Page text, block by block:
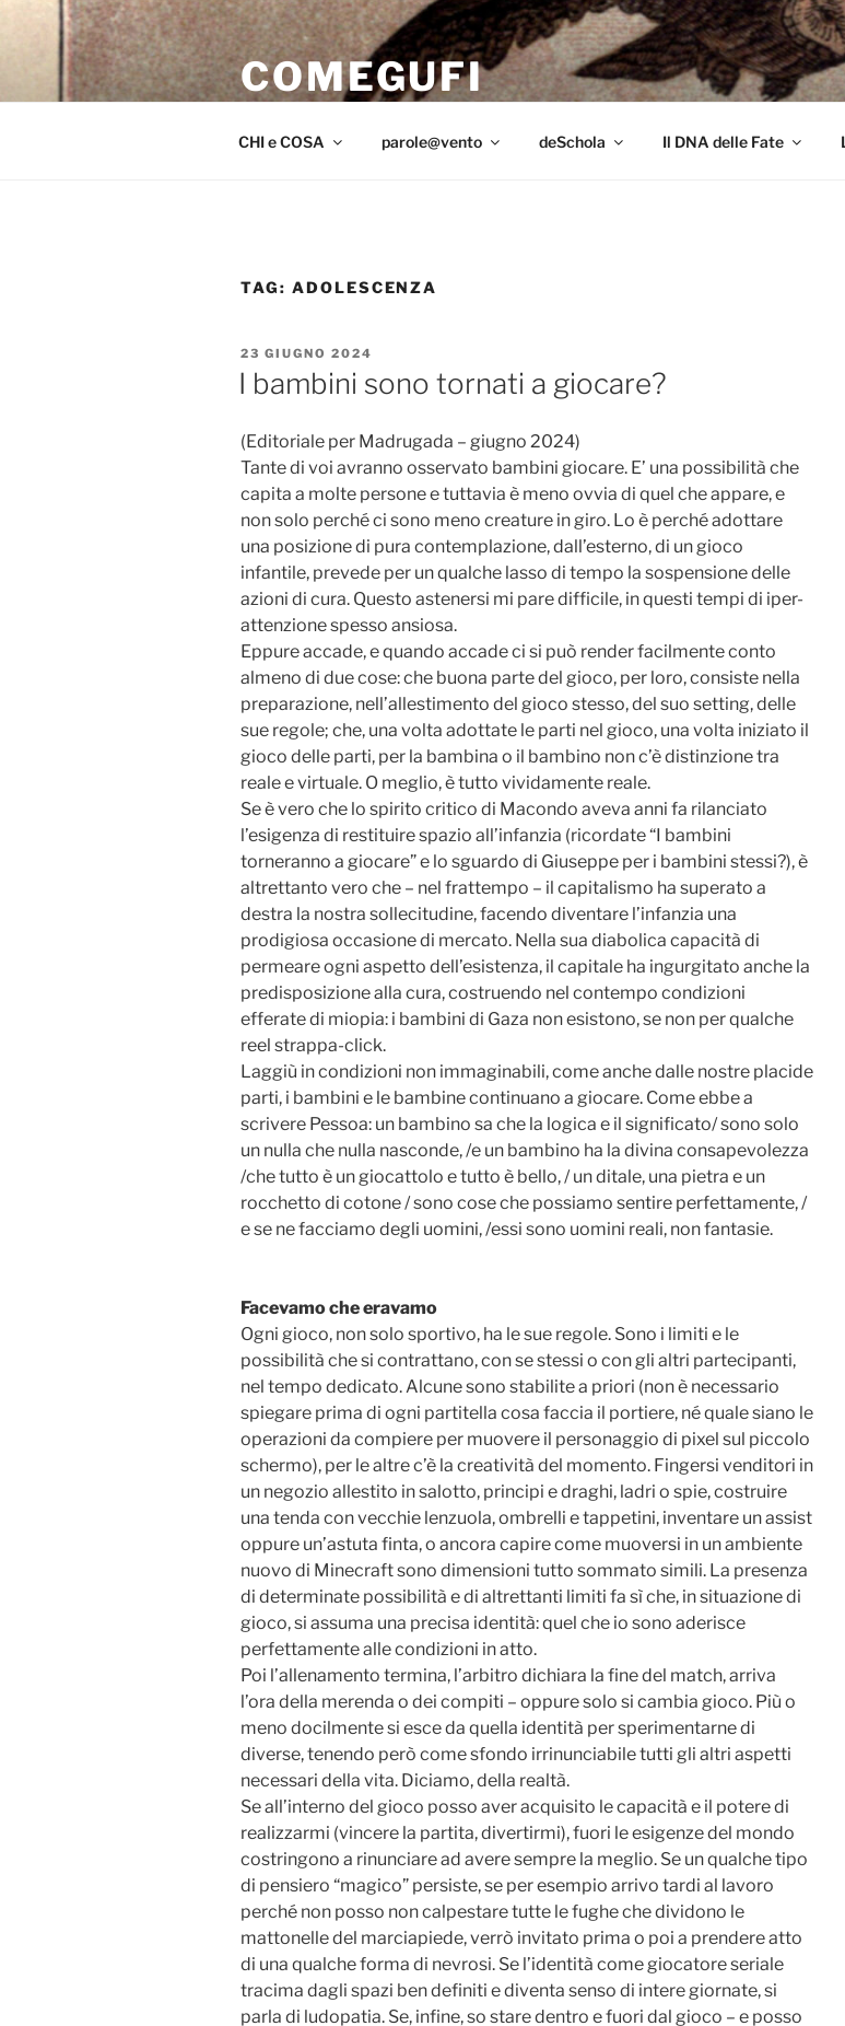
contenuto
COMEGUFI
CHI e COSA parole@vento deSchola Il DNA delle Fate
TAG: ADOLESCENZA
PUBBLICATO
IL
23 GIUGNO 2024
I bambini sono tornati a giocare?
(Editoriale per Madrugada – giugno 2024)
Tante di voi avranno osservato bambini giocare. E’ una possibilità che
capita a molte persone e tuttavia è meno ovvia di quel che appare, e
non solo perché ci sono meno creature in giro. Lo è perché adottare
una posizione di pura contemplazione, dall’esterno, di un gioco
infantile, prevede per un qualche lasso di tempo la sospensione delle
azioni di cura. Questo astenersi mi pare difficile, in questi tempi di iper-
attenzione spesso ansiosa.
Eppure accade, e quando accade ci si può render facilmente conto
almeno di due cose: che buona parte del gioco, per loro, consiste nella
preparazione, nell’allestimento del gioco stesso, del suo setting, delle
sue regole; che, una volta adottate le parti nel gioco, una volta iniziato il
gioco delle parti, per la bambina o il bambino non c’è distinzione tra
reale e virtuale. O meglio, è tutto vividamente reale.
Se è vero che lo spirito critico di Macondo aveva anni fa rilanciato
l’esigenza di restituire spazio all’infanzia (ricordate “I bambini
torneranno a giocare” e lo sguardo di Giuseppe per i bambini stessi?), è
altrettanto vero che – nel frattempo – il capitalismo ha superato a
destra la nostra sollecitudine, facendo diventare l’infanzia una
prodigiosa occasione di mercato. Nella sua diabolica capacità di
permeare ogni aspetto dell’esistenza, il capitale ha ingurgitato anche la
predisposizione alla cura, costruendo nel contempo condizioni
efferate di miopia: i bambini di Gaza non esistono, se non per qualche
reel strappa-click.
Laggiù in condizioni non immaginabili, come anche dalle nostre placide
parti, i bambini e le bambine continuano a giocare. Come ebbe a
scrivere Pessoa: un bambino sa che la logica e il significato/ sono solo
un nulla che nulla nasconde, /e un bambino ha la divina consapevolezza
/che tutto è un giocattolo e tutto è bello, / un ditale, una pietra e un
rocchetto di cotone / sono cose che possiamo sentire perfettamente, /
e se ne facciamo degli uomini, /essi sono uomini reali, non fantasie.
Facevamo che eravamo
Ogni gioco, non solo sportivo, ha le sue regole. Sono i limiti e le
possibilità che si contrattano, con se stessi o con gli altri partecipanti,
nel tempo dedicato. Alcune sono stabilite a priori (non è necessario
spiegare prima di ogni partitella cosa faccia il portiere, né quale siano le
operazioni da compiere per muovere il personaggio di pixel sul piccolo
schermo), per le altre c’è la creatività del momento. Fingersi venditori in
un negozio allestito in salotto, principi e draghi, ladri o spie, costruire
una tenda con vecchie lenzuola, ombrelli e tappetini, inventare un assist
oppure un’astuta finta, o ancora capire come muoversi in un ambiente
nuovo di Minecraft sono dimensioni tutto sommato simili. La presenza
di determinate possibilità e di altrettanti limiti fa sì che, in situazione di
gioco, si assuma una precisa identità: quel che io sono aderisce
perfettamente alle condizioni in atto.
Poi l’allenamento termina, l’arbitro dichiara la fine del match, arriva
l’ora della merenda o dei compiti – oppure solo si cambia gioco. Più o
meno docilmente si esce da quella identità per sperimentarne di
diverse, tenendo però come sfondo irrinunciabile tutti gli altri aspetti
necessari della vita. Diciamo, della realtà.
Se all’interno del gioco posso aver acquisito le capacità e il potere di
realizzarmi (vincere la partita, divertirmi), fuori le esigenze del mondo
costringono a rinunciare ad avere sempre la meglio. Se un qualche tipo
di pensiero “magico” persiste, se per esempio arrivo tardi al lavoro
perché non posso non calpestare tutte le fughe che dividono le
mattonelle del marciapiede, verrò invitato prima o poi a prendere atto
di una qualche forma di nevrosi. Se l’identità come giocatore seriale
tracima dagli spazi ben definiti e diventa senso di intere giornate, si
parla di ludopatia. Se, infine, so stare dentro e fuori dal gioco – e posso